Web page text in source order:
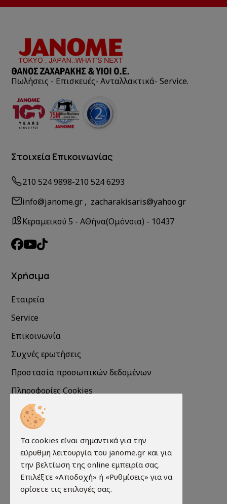
Πωλήσεις - Επισκευές- Ανταλλακτικά- Service.
Στοιχεία Επικοινωνίας
210 524 9898-210 524 6293
info@janome.gr , zacharakisaris@yahoo.gr
Κεραμεικού 5 - ΑΘήνα(Ομόνοια) - 10437
Χρήσιμα
Εταιρεία
Service
Επικοινωνία
Συχνές ερωτήσεις
Προστασία προσωπικών δεδομένων
Πληροφορίες Cookies
Πληροφορίες
Τρόποι παραγγελίας
Τρόποι πληρωμής
Τρόποι αποστολής
Τα cookies είναι σημαντικά για την
εύρυθμη λειτουργία του janome.gr και για
την βελτίωση της online εμπειρία σας.
Επιλέξτε «Αποδοχή» ή «Ρυθμίσεις» για να
ορίσετε τις επιλογές σας.